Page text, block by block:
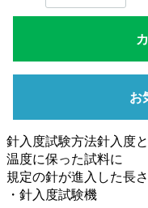
お
針入度試験方法針入度
温度に保った試料に
規定の針が進入した長
・針入度試験機